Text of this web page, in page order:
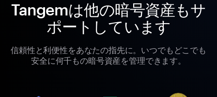
Tangemは他の暗号資産もサ
ポートしています
信頼性と利便性をあなたの指先に。いつでもどこでも
安全に何千もの暗号資産を管理できます。